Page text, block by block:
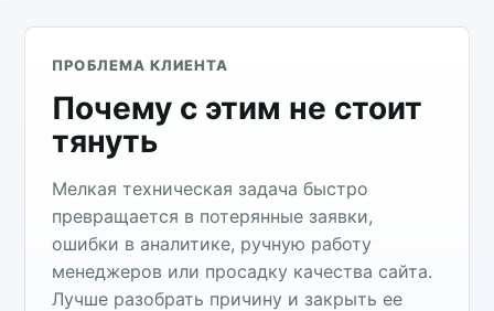
ПРОБЛЕМА КЛИЕНТА
Почему с этим не стоит
тянуть
Мелкая техническая задача быстро
превращается в потерянные заявки,
ошибки в аналитике, ручную работу
менеджеров или просадку качества сайта.
Лучше разобрать причину и закрыть ее